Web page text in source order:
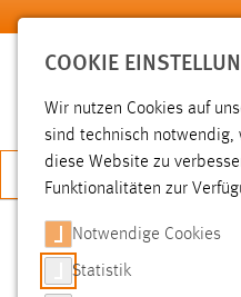
Zum Hauptinhalt springen
JETZT
SUCHE
COOKIE
Wir nutzen Cookies auf
sind technisch notwendig,
diese Website zu
Funktionalitäten zur
Notwendige Cookies
Statistik